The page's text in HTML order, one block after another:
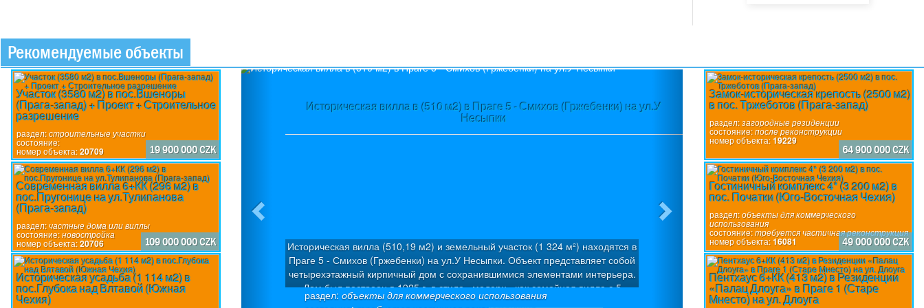
Рекомендуемые объекты
Участок (3580 м2) в пос.Вшеноры
(Прага-запад) + Проект + Строительное
разрешение
раздел:строительные участки
состояние:
номер объекта:20709 19 900 000 CZK
Современная вилла 6+КК (296 м2) в
пос.Пругонице на ул.Тулипанова
(Прага-запад)
раздел:частные дома или виллы
состояние:новостройка
номер объекта:20706 109 000 000 CZK
Историческая усадьба (1 114 м2) в
пос.Глубока над Влтавой (Южная
Чехия)
Историческая вилла в (510 м2) в Праге 5 - Смихов (Гржебенки) на ул.У
Несыпки
раздел:объекты для коммерческого использования
Историческая вилла (510,19 м2) и земельный участок (1 324 м²) находятся в
Праге 5 - Смихов (Гржебенки) на ул.У Несыпки. Объект представляет собой
четырехэтажный кирпичный дом с сохранившимися элементами интерьера.
Дом был построен в 1925 г. в стиле «модерн» как семейная вилла с 5
квартирами. Была проведена капитальная дорогостоящая реконструкция.
Previous
Замок-историческая крепость (2500 м2)
в пос. Тржеботов (Прага-запад)
раздел:загородные резиденции
состояние:после реконструкции
номер объекта:19229
64 900 000 CZK
Гостиничный комплекс 4* (3 200 м2) в
пос. Початки (Юго-Восточная Чехия)
раздел:объекты для коммерческого
использования
состояние:требуется частичная реконструкция
номер объекта:16081 49 000 000 CZK
Пентхаус 6+КК (413 м2) в Резиденции
«Палац Длоуга» в Праге 1 (Старе
Мнесто) на ул. Длоуга